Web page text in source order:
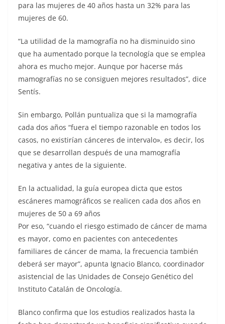
para las mujeres de 40 años hasta un 32% para las
mujeres de 60.
“La utilidad de la mamografía no ha disminuido sino
que ha aumentado porque la tecnología que se emplea
ahora es mucho mejor. Aunque por hacerse más
mamografías no se consiguen mejores resultados”, dice
Sentís.
Sin embargo, Pollán puntualiza que si la mamografía
cada dos años “fuera el tiempo razonable en todos los
casos, no existirían cánceres de intervalo», es decir, los
que se desarrollan después de una mamografía
negativa y antes de la siguiente.
En la actualidad, la guía europea dicta que estos
escáneres mamográficos se realicen cada dos años en
mujeres de 50 a 69 años
Por eso, “cuando el riesgo estimado de cáncer de mama
es mayor, como en pacientes con antecedentes
familiares de cáncer de mama, la frecuencia también
deberá ser mayor”, apunta Ignacio Blanco, coordinador
asistencial de las Unidades de Consejo Genético del
Instituto Catalán de Oncología.
Blanco confirma que los estudios realizados hasta la